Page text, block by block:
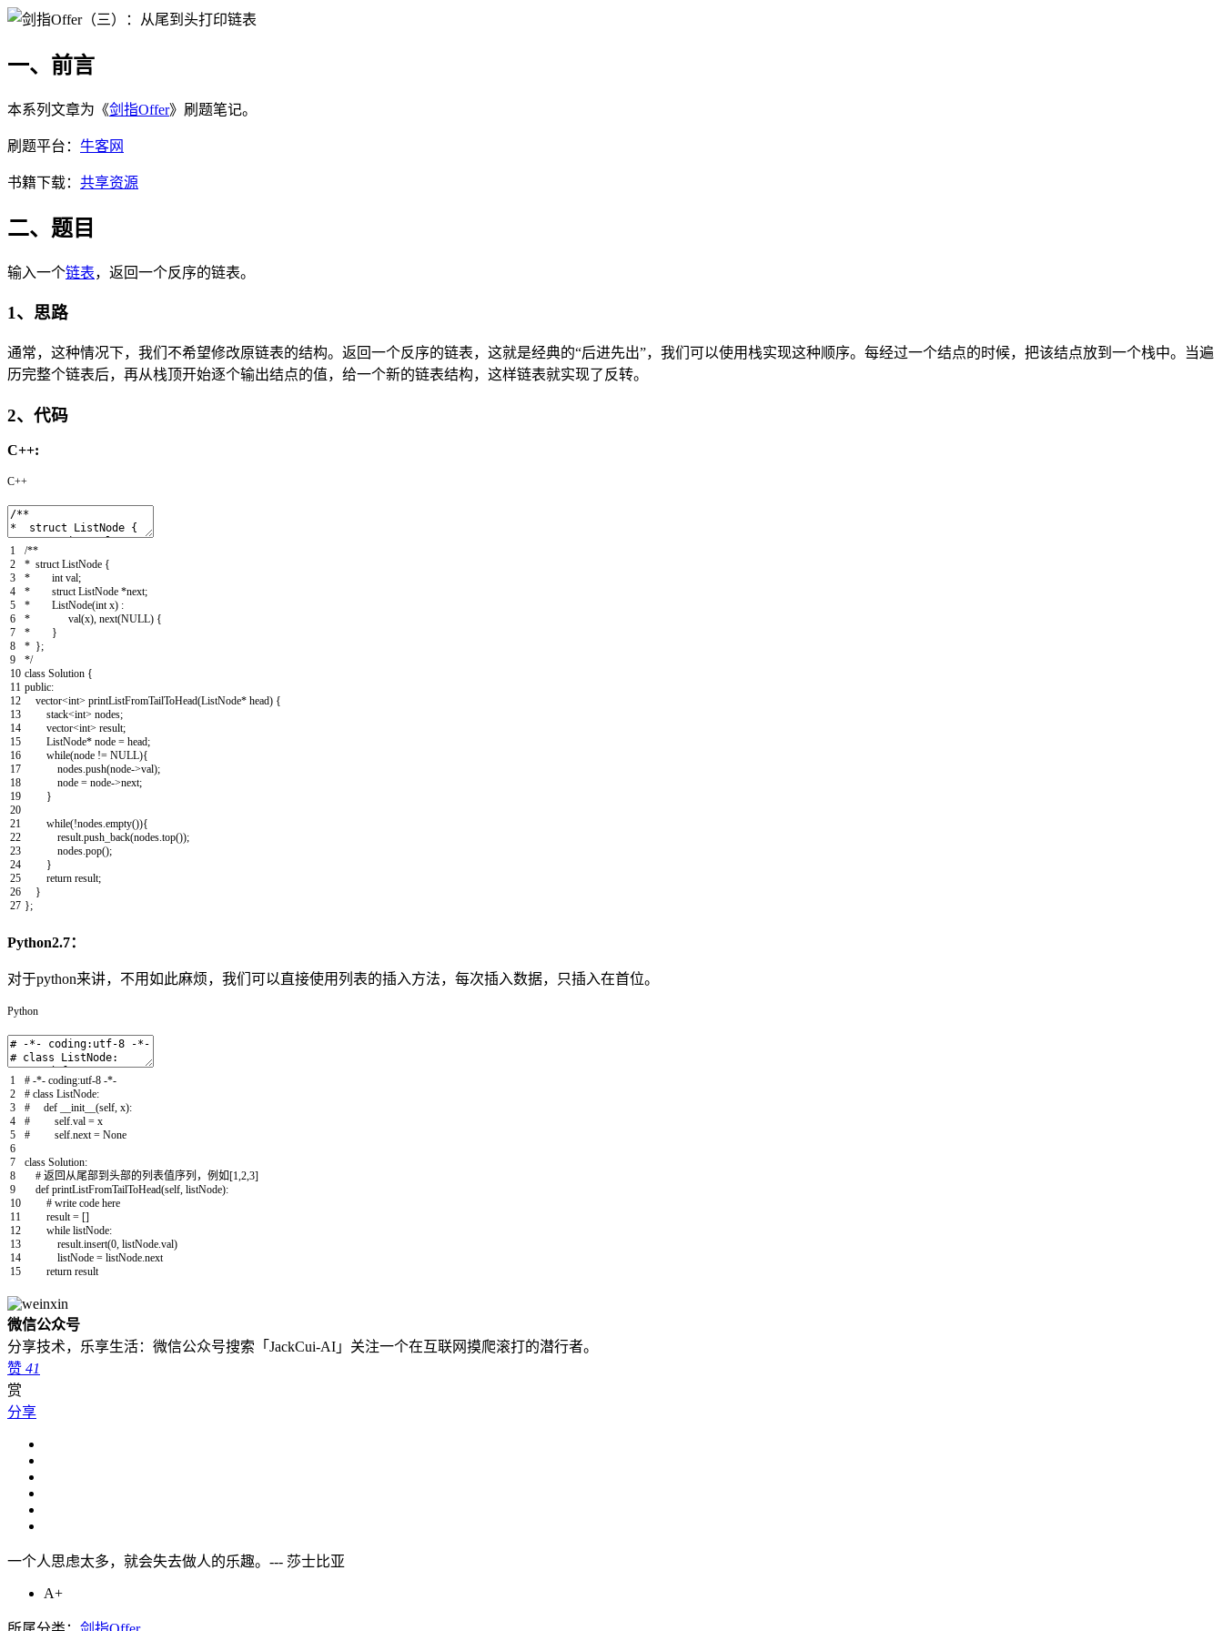
一、前言
本系列文章为《剑指Offer》刷题笔记。
刷题平台： 牛客网
书籍下载： 共享资源
二、题目
输入一个链表，返回一个反序的链表。
1、思路
通常，这种情况下，我们不希望修改原链表的结构。返回一个反序的链表，这就是经典的“后进先出”，我们可以使用栈实现这种顺序。每经过一个结点的时候，把该结点放到一个栈中。当遍
历完整个链表后，再从栈顶开始逐个输出结点的值，给一个新的链表结构，这样链表就实现了反转。
2、代码
C++:
C++
1
2
3
4
5
6
7
8
9
10
11
12
13
14
15
16
17
18
19
20
21
22
23
24
25
26
27
/**
* struct ListNode {
* int val;
* struct ListNode *next;
* ListNode(int x) :
* val(x), next(NULL) {
* }
* };
*/
class Solution {
public:
vector<int> printListFromTailToHead(ListNode* head) {
stack<int> nodes;
vector<int> result;
ListNode* node = head;
while(node != NULL){
nodes.push(node->val);
node = node->next;
}
while(!nodes.empty()){
result.push_back(nodes.top());
nodes.pop();
}
return result;
}
};
Python2.7：
对于python来讲，不用如此麻烦，我们可以直接使用列表的插入方法，每次插入数据，只插入在首位。
Python
1
2
3
4
5
6
7
8
9
10
11
12
13
14
15
# -*- coding:utf-8 -*-
# class ListNode:
# def __init__(self, x):
# self.val = x
# self.next = None
class Solution:
# 返回从尾部到头部的列表值序列，例如[1,2,3]
def printListFromTailToHead(self, listNode):
# write code here
result = []
while listNode:
result.insert(0, listNode.val)
listNode = listNode.next
return result
微信公众号
分享技术，乐享生活：微信公众号搜索「JackCui-AI」关注一个在互联网摸爬滚打的潜行者。
赞 41
赏
分享
一个人思虑太多，就会失去做人的乐趣。--- 莎士比亚
A+